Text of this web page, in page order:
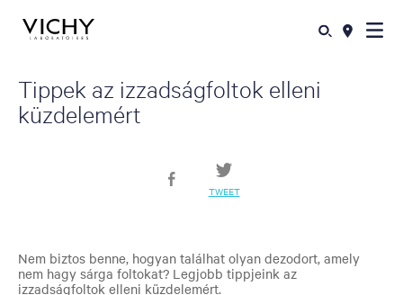
Tippek az izzadságfoltok elleni
küzdelemért
TWEET
Nem biztos benne, hogyan találhat olyan dezodort, amely
nem hagy sárga foltokat? Legjobb tippjeink az
izzadságfoltok elleni küzdelemért.